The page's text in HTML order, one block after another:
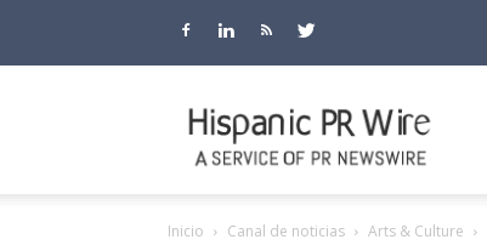
Inicio Canal de noticias Arts & Culture